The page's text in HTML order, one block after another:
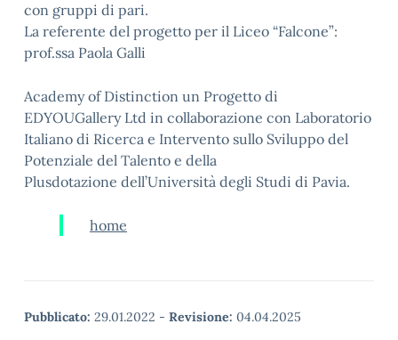
con gruppi di pari.
La referente del progetto per il Liceo “Falcone”:
prof.ssa Paola Galli
Academy of Distinction un Progetto di
EDYOUGallery Ltd in collaborazione con Laboratorio
Italiano di Ricerca e Intervento sullo Sviluppo del
Potenziale del Talento e della
Plusdotazione dell’Università degli Studi di Pavia.
home
Pubblicato: 29.01.2022 - Revisione: 04.04.2025